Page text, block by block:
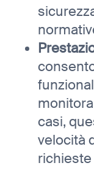
casi,
velocità